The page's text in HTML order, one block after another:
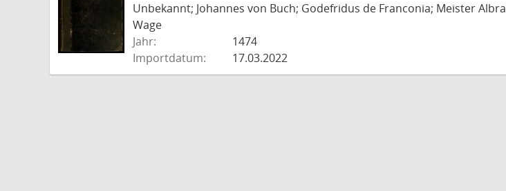
Unbekannt; Johannes von Buch; Godefridus de Franconia; Meister
Wage
Jahr:
1474
Importdatum:
17.03.2022